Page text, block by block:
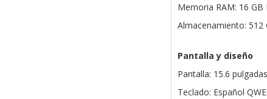
Memoria RAM: 16 GB
Almacenamiento: 512
Pantalla y diseño
Pantalla: 15.6
Teclado: Español